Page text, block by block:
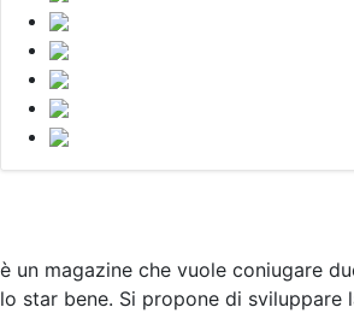
è un magazine che vuole coniugare
lo star bene. Si propone di sviluppare